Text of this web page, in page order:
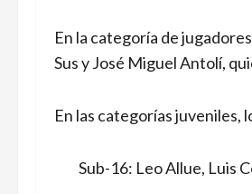
En la categoría de
Sus y José Miguel Antolí,
En las categorías juveniles,
Sub-16: Leo Allue, Luis